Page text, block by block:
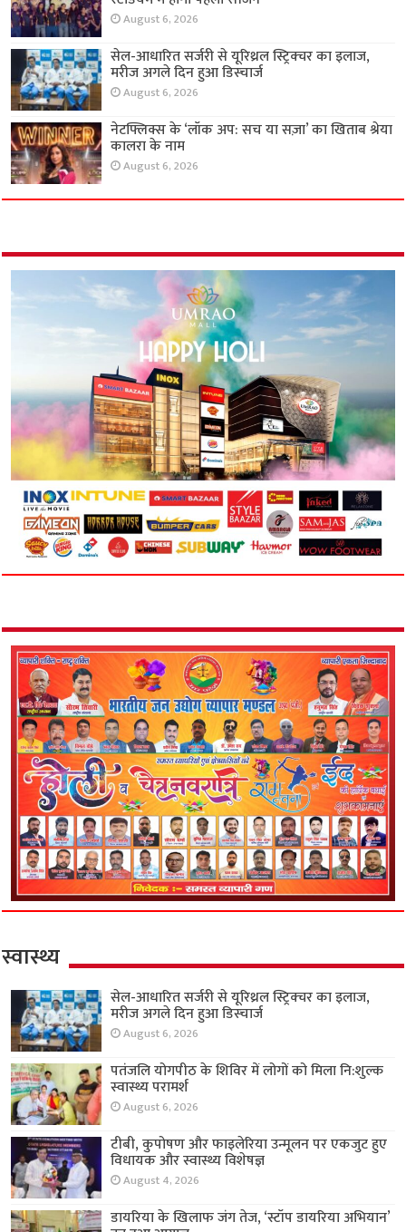
August 6, 2026
सेल-आधारित सर्जरी से यूरिथ्रल स्ट्रिक्चर का इलाज,
मरीज अगले दिन हुआ डिस्चार्ज
August 6, 2026
नेटफ्लिक्स के ‘लॉक अप: सच या सज़ा’ का खिताब श्रेया
कालरा के नाम
August 6, 2026
स्वास्थ्य
सेल-आधारित सर्जरी से यूरिथ्रल स्ट्रिक्चर का इलाज,
मरीज अगले दिन हुआ डिस्चार्ज
August 6, 2026
पतंजलि योगपीठ के शिविर में लोगों को मिला नि:शुल्क
स्वास्थ्य परामर्श
August 6, 2026
टीबी, कुपोषण और फाइलेरिया उन्मूलन पर एकजुट हुए
विधायक और स्वास्थ्य विशेषज्ञ
August 4, 2026
डायरिया के खिलाफ जंग तेज, ‘स्टॉप डायरिया अभियान’